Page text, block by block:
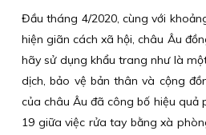
Đầu tháng 4/2020, cùng với
hiện giãn cách xã hội, châu Âu
hãy sử dụng khẩu trang như là
dịch, bảo vệ bản thân và cộng
của châu Âu đã công bố hiệu quả
19 giữa việc rửa tay bằng xà